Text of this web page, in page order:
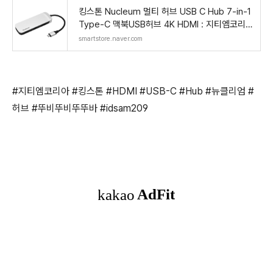
킹스톤 Nucleum 멀티 허브 USB C Hub 7-in-1
Type-C 맥북USB허브 4K HDMI : 지티엠코리
아
smartstore.naver.com
#지티엠코리아 #킹스톤 #HDMI #USB-C #Hub #뉴클리엄 #
허브 #뚜비뚜비뚜뚜바 #idsam209